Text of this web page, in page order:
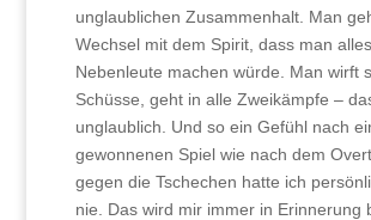
unglaublichen Zusammenhalt. Man
Wechsel mit dem Spirit, dass man
Nebenleute machen würde. Man wirft
Schüsse, geht in alle Zweikämpfe –
unglaublich. Und so ein Gefühl nach
gewonnenen Spiel wie nach dem
gegen die Tschechen hatte ich
nie. Das wird mir immer in Erinnerung